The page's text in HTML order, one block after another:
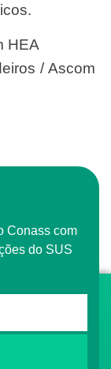
HEA
/ Ascom
do SUS